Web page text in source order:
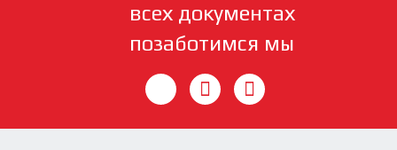
всех документах
позаботимся мы